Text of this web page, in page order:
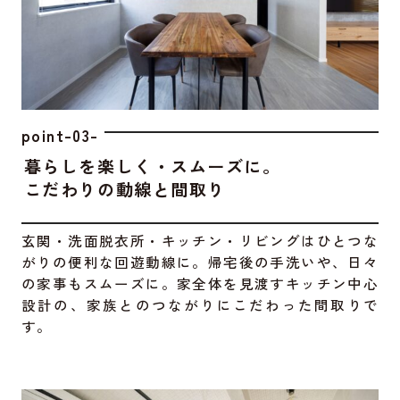
point-03-
暮らしを楽しく・スムーズに。
こだわりの動線と間取り
玄関・洗面脱衣所・キッチン・リビングはひとつな
がりの便利な回遊動線に。帰宅後の手洗いや、日々
の家事もスムーズに。家全体を見渡すキッチン中心
設計の、家族とのつながりにこだわった間取りで
す。